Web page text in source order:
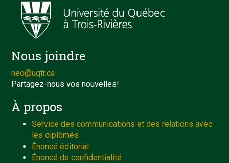
Nous joindre
neo@uqtr.ca
Partagez-nous vos nouvelles!
À propos
Service des communications et des relations avec
les diplômés
Énoncé éditorial
Énoncé de confidentialité